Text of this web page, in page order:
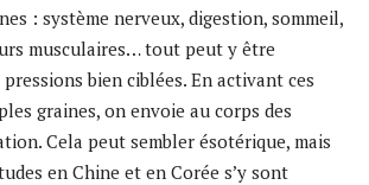
: système nerveux, digestion, sommeil,
musculaires… tout peut y être
bien ciblées. En activant ces
graines, on envoie au corps des
Cela peut sembler ésotérique, mais
en Chine et en Corée s’y sont